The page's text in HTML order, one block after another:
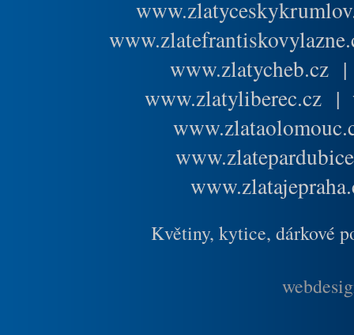
www.zlatycheb.cz
www.zlatyliberec.cz |
Květiny, kytice, dárkové